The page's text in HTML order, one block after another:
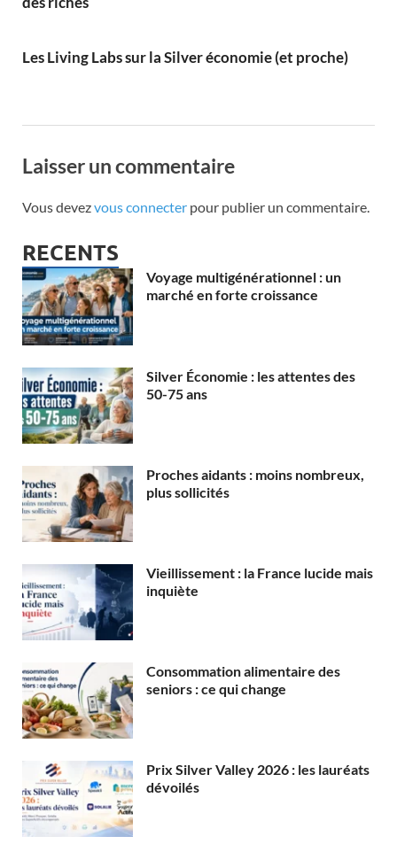
Les Living Labs sur la Silver économie (et proche)
Laisser un commentaire
Vous devezvous connecter pour publier un commentaire.
RECENTS
Voyage multigénérationnel : un
marché en forte croissance
Silver Économie : les attentes des
50-75 ans
Proches aidants : moins nombreux,
plus sollicités
Vieillissement : la France lucide mais
inquiète
Consommation alimentaire des
seniors : ce qui change
Prix Silver Valley 2026 : les lauréats
dévoilés